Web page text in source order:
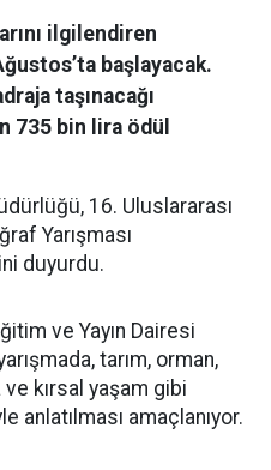
ilgilendiren
başlayacak.
taşınacağı
735 bin lira ödül
16. Uluslararası
Yarışması
duyurdu.
ve Yayın Dairesi
tarım, orman,
ve kırsal yaşam gibi
anlatılması amaçlanıyor.